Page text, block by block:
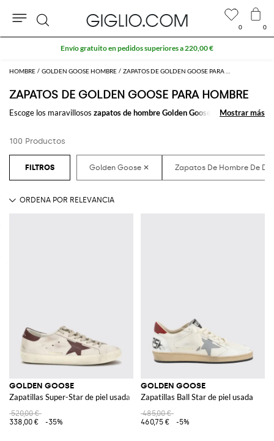
HOMBRE GOLDEN GOOSE HOMBRE
ZAPATOS DE GOLDEN GOOSE PARA HOMBRE
Escoge los maravillosos zapatos de hombre Golden Goose
para
sin esfuerzo.
Descubre las últimas tendencias enzapatos para hombre Golden Goose
Mostrar más
Mostrar más
100 Productos
GOLDEN GOOSE
Zapatillas Super-Star de piel usada
520,00 €
338,00 €
-35%
GOLDEN GOOSE
Zapatillas Ball Star de piel usada
485,00 €
460,75 €
-5%
0 0
Buscar
Extra 10 % en el área Outlet